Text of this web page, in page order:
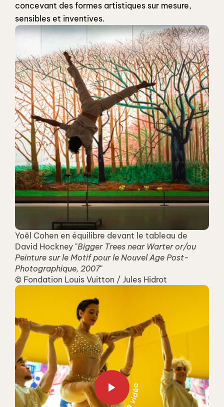
concevant des formes artistiques sur mesure,
sensibles et inventives.
Yoël Cohen en équilibre devant le tableau de
David Hockney "Bigger Trees near Warter or/ou
Peinture sur le Motif pour le Nouvel Age Post-
Photographique, 2007"
© Fondation Louis Vuitton / Jules Hidrot